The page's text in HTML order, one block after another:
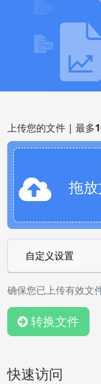
上传您的文件 | 最多
拖
自定义设置
确保您已上传有效文
转换文件
快速访问